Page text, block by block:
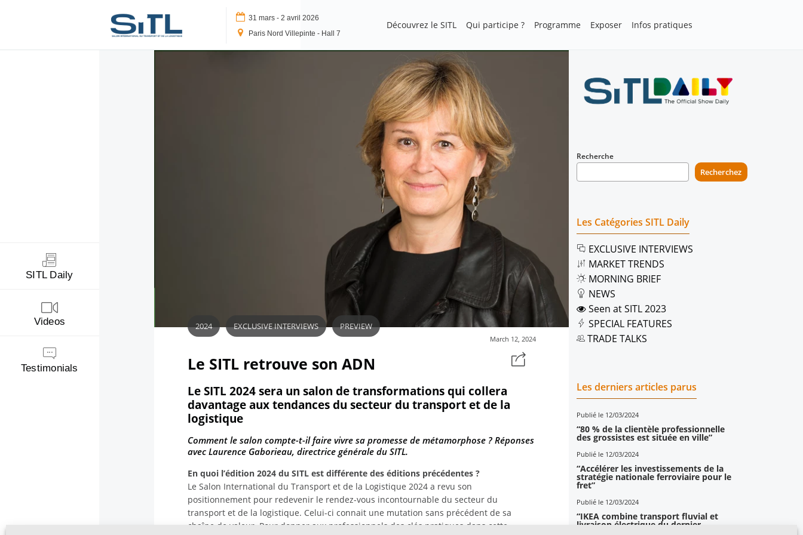
Logo SITL
31 mars - 2 avril 2026
Paris Nord Villepinte - Hall 7
Découvrez le SITL Qui participe ? Programme Exposer Infos pratiques
SITL Daily
Videos
Testimonials
March 12, 2024
2024 EXCLUSIVE INTERVIEWS PREVIEW
Le SITL retrouve son ADN
Le SITL 2024 sera un salon de transformations qui collera
davantage aux tendances du secteur du transport et de la
logistique
Comment le salon compte-t-il faire vivre sa promesse de métamorphose ? Réponses
avec Laurence Gaborieau, directrice générale du SITL.
En quoi l’édition 2024 du SITL est différente des éditions précédentes ?
Le Salon International du Transport et de la Logistique 2024 a revu son
positionnement pour redevenir le rendez-vous incontournable du secteur du
transport et de la logistique. Celui-ci connait une mutation sans précédent de sa
chaîne de valeur. Pour donner aux professionnels des clés pratiques dans cette
Recherche
Recherchez
Les Catégories SITL Daily
EXCLUSIVE INTERVIEWS
MARKET TRENDS
MORNING BRIEF
NEWS
Seen at SITL 2023
SPECIAL FEATURES
TRADE TALKS
Les derniers articles parus
Publié le 12/03/2024
“80 % de la clientèle professionnelle
des grossistes est située en ville”
Publié le 12/03/2024
“Accélérer les investissements de la
stratégie nationale ferroviaire pour le
fret”
Publié le 12/03/2024
“IKEA combine transport fluvial et
livraison électrique du dernier
Technology